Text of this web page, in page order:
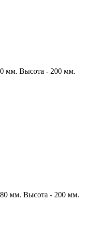
мм. Высота - 200 мм.
мм. Высота - 200 мм.